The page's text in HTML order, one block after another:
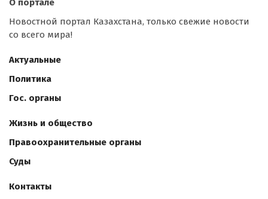
Новостной портал Казахстана, только свежие новости
со всего мира!
Актуальные
Политика
Гос. органы
Жизнь и общество
Правоохранительные органы
Суды
Контакты